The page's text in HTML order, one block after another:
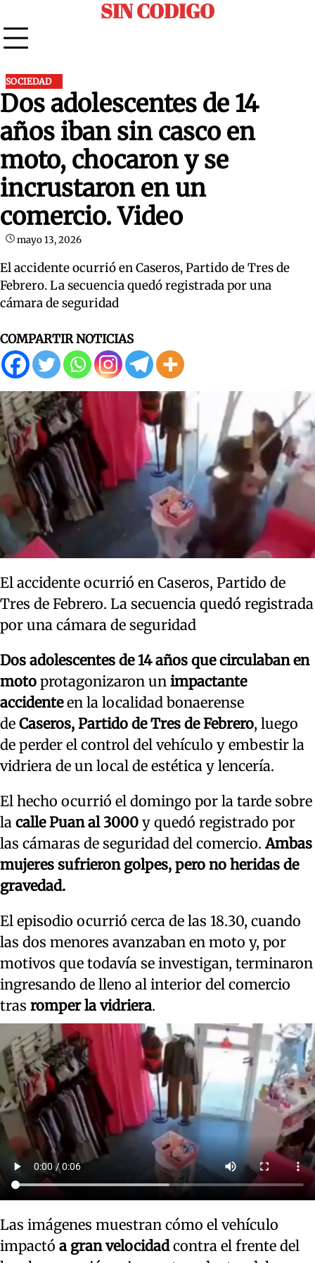
to
content
SIN CODIGO
SOCIEDAD
Dos adolescentes de 14
años iban sin casco en
moto, chocaron y se
incrustaron en un
comercio. Video
mayo 13, 2026
El accidente ocurrió en Caseros, Partido de Tres de
Febrero. La secuencia quedó registrada por una
cámara de seguridad
COMPARTIR NOTICIAS
El accidente ocurrió en Caseros, Partido de
Tres de Febrero. La secuencia quedó registrada
por una cámara de seguridad
Dos adolescentes de 14 años que circulaban en
moto protagonizaron un impactante
accidenteen la localidad bonaerense
de Caseros, Partido de Tres de Febrero, luego
de perder el control del vehículo y embestir la
vidriera de un local de estética y lencería.
El hecho ocurrió el domingo por la tarde sobre
la calle Puan al 3000 y quedó registrado por
las cámaras de seguridad del comercio.Ambas
mujeres sufrieron golpes, pero no heridas de
gravedad.
El episodio ocurrió cerca de las 18.30, cuando
las dos menores avanzaban en moto y, por
motivos que todavía se investigan, terminaron
ingresando de lleno al interior del comercio
tras romper la vidriera.
Las imágenes muestran cómo el vehículo
impactó a gran velocidadcontra el frente del